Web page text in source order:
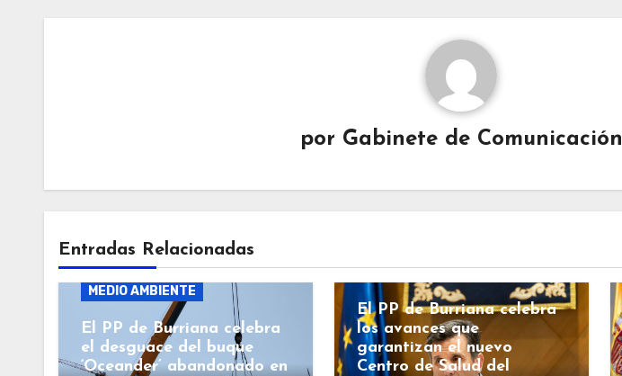
por Gabinete de Comunicación
Entradas Relacionadas
BURRIANA
GENERALITAT
MEDIO AMBIENTE
El PP de Burriana celebra
el desguace del buque
‘Oceander’ abandonado en
GENERALITAT
Sanidad
El PP de Burriana celebra
los avances que
garantizan el nuevo
Centro de Salud del